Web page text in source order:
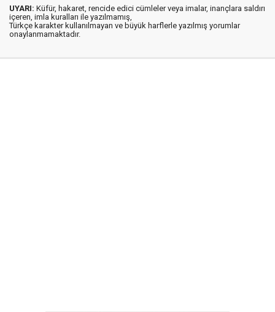
UYARI: Küfür, hakaret, rencide edici cümleler veya imalar, inançlara saldırı
içeren, imla kuralları ile yazılmamış,
Türkçe karakter kullanılmayan ve büyük harflerle yazılmış yorumlar
onaylanmamaktadır.